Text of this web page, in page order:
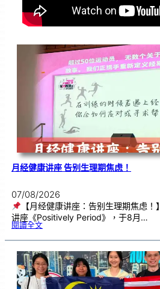
月经健康讲座 告别生理期焦虑！
07/08/2026
【月经健康讲座：告别生理期焦虑！】
讲座《Positively Period》，于8月…
閱讀全文:月
康
座
告
别
生
理
期
焦
虑
！